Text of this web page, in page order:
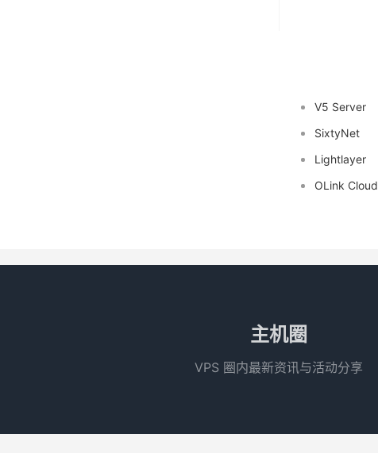
V5 Server
SixtyNet
Lightlayer
OLink Cloud
主机圈
VPS 圈内最新资讯与活动分享